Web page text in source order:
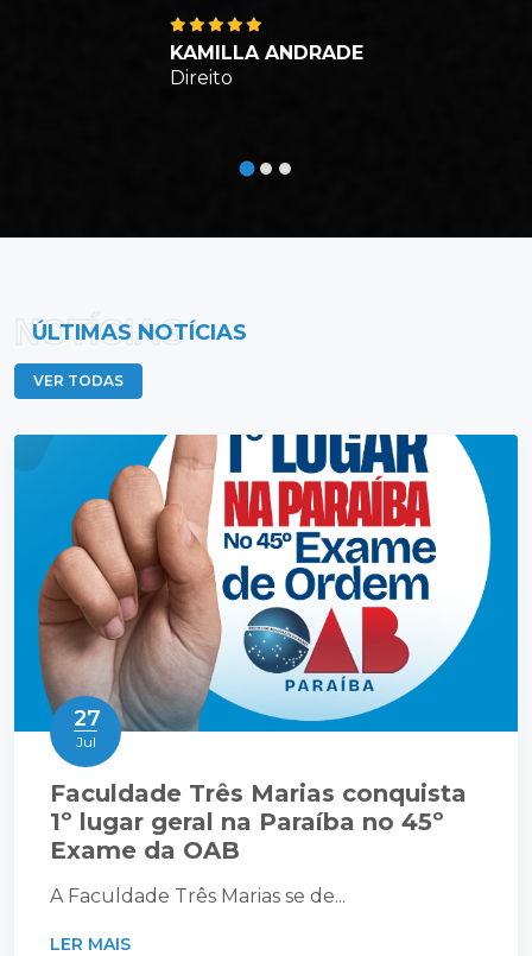
KAMILLA ANDRADE
Direito
ÚLTIMAS NOTÍCIAS
NOTÍCIAS
VER TODAS
27
Jul
Faculdade Três Marias conquista
1º lugar geral na Paraíba no 45º
Exame da OAB
A Faculdade Três Marias se de...
LER MAIS